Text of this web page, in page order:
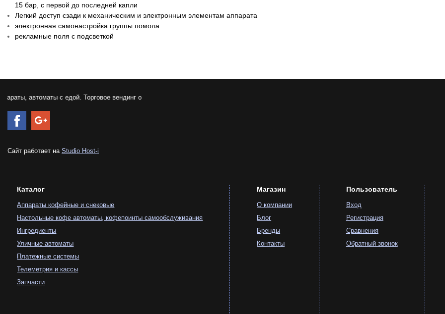
15 бар, с первой до последней капли
Легкий доступ сзади к механическим и электронным элементам аппарата
электронная самонастройка группы помола
рекламные поля с подсветкой
с едой. Торговое вендинг оборудования. Купить. Консультация по любым вопросам.
Сайт работает на Studio Host-i
Каталог
Аппараты кофейные и снековые
Настольные кофе автоматы, кофепоинты самообслуживания
Ингредиенты
Уличные автоматы
Платежные системы
Телеметрия и кассы
Запчасти
Магазин
О компании
Блог
Бренды
Контакты
Пользователь
Вход
Регистрация
Сравнения
Обратный звонок